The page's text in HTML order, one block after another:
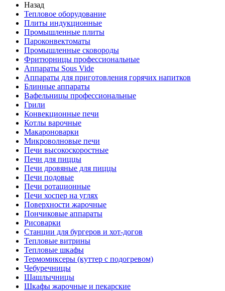
Назад
Тепловое оборудование
Плиты индукционные
Промышленные плиты
Пароконвектоматы
Промышленные сковороды
Фритюрницы профессиональные
Аппараты Sous Vide
Аппараты для приготовления горячих напитков
Блинные аппараты
Вафельницы профессиональные
Грили
Конвекционные печи
Котлы варочные
Макароноварки
Микроволновые печи
Печи высокоскоростные
Печи для пиццы
Печи дровяные для пиццы
Печи подовые
Печи ротационные
Печи хоспер на углях
Поверхности жарочные
Пончиковые аппараты
Рисоварки
Станции для бургеров и хот-догов
Тепловые витрины
Тепловые шкафы
Термомиксеры (куттер с подогревом)
Чебуречницы
Шашлычницы
Шкафы жарочные и пекарские